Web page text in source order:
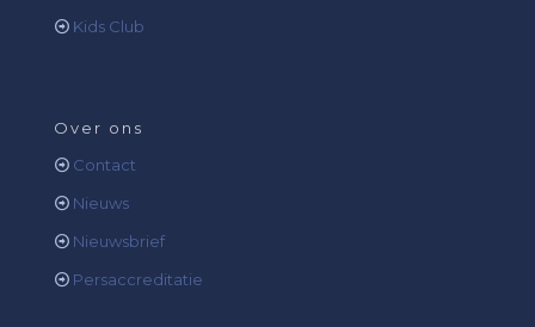
Kids Club
Over ons
Contact
Nieuws
Nieuwsbrief
Persaccreditatie